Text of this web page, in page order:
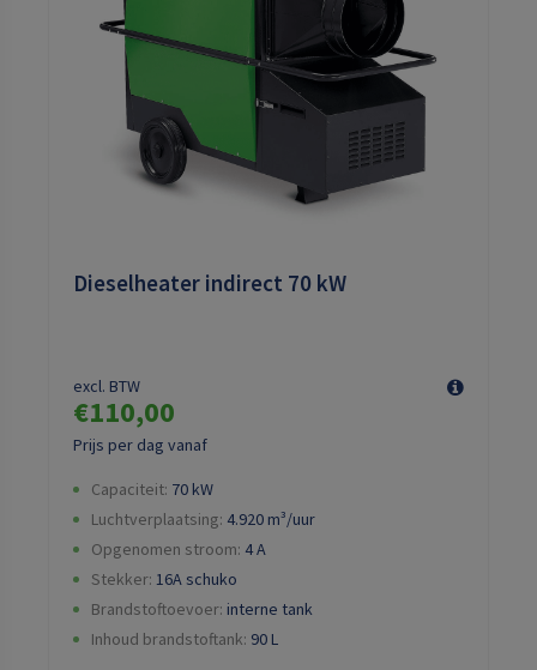
Dieselheater indirect 70 kW
Prijs per dag vanaf
€110,00
excl. BTW
Capaciteit: 70 kW
Luchtverplaatsing: 4.920 m³/uur
Opgenomen stroom: 4A
Stekker: 16A schuko
Brandstoftoevoer: interne tank
Inhoud brandstoftank: 90 L